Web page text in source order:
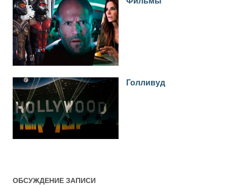
Голливуд
ОБСУЖДЕНИЕ ЗАПИСИ